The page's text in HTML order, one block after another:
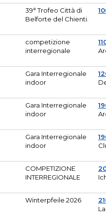
39° Trofeo Città di
Belforte del Chienti.
competizione
interregionale
Gara Interregionale
indoor
Gara Interregionale
indoor
Gara Interregionale
indoor
COMPETIZIONE
INTERREGIONALE
Winterpfeile 2026